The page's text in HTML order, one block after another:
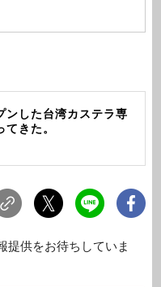
ンした台湾カステラ専
きた。
提供をお待ちしていま